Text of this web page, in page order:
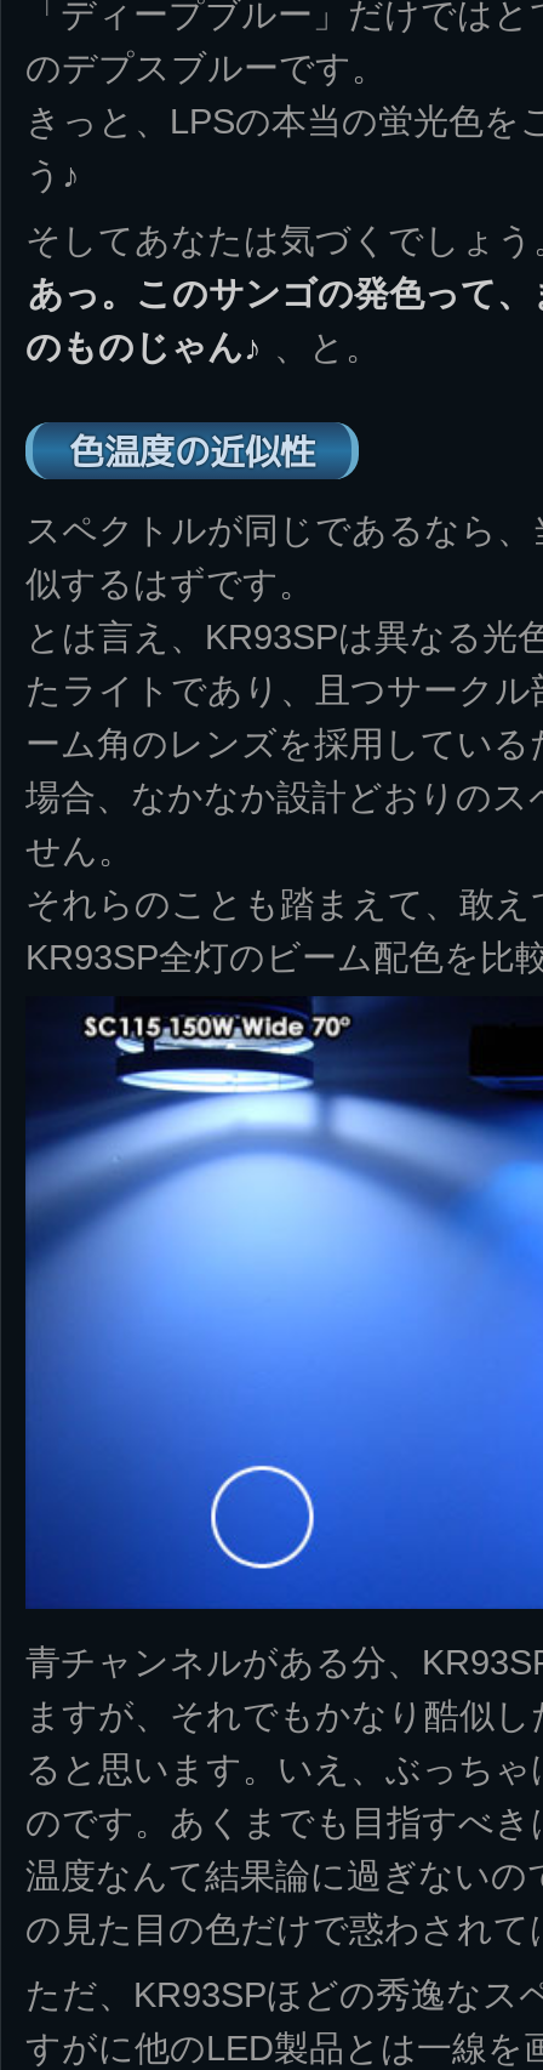
「ディープブルー」だけでは
のデプスブルーです。
きっと、LPSの本当の蛍光色を
う♪
そしてあなたは気づくでしょう
あっ。このサンゴの発色って
のものじゃん♪ 、と。
色温度の近似性
スペクトルが同じであるなら
似するはずです。
とは言え、KR93SPは異なる光
たライトであり、且つサーク
ーム角のレンズを採用してい
場合、なかなか設計どおりの
せん。
それらのことも踏まえて、敢
KR93SP全灯のビーム配色を比
青チャンネルがある分、
ますが、それでもかなり酷似
ると思います。いえ、ぶっち
のです。あくまでも目指すべ
温度なんて結果論に過ぎない
の見た目の色だけで惑わされ
ただ、KR93SPほどの秀逸なス
すがに他のLED製品とは一線を